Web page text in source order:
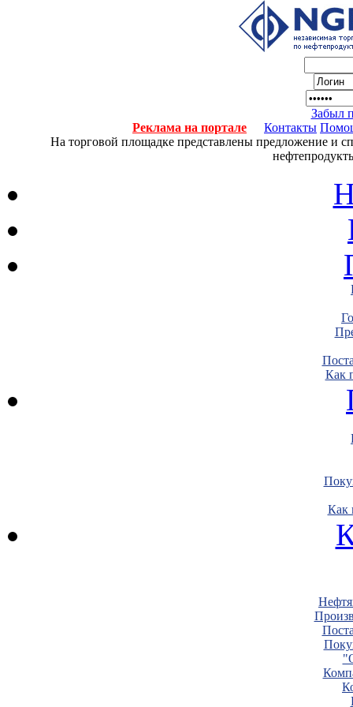
Забыл
Реклама на портале
Контакты
На торговой площадке представлены предложение и
Как
Как